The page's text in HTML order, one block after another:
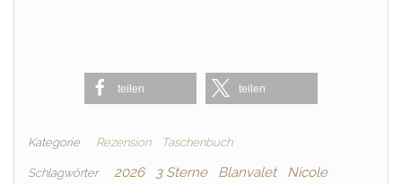
teilen teilen
Kategorie Rezension Taschenbuch
Schlagwörter 2026 3 Sterne Blanvalet
Nicole